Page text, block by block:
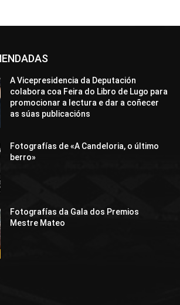
A Vicepresidencia da Deputación
colabora coa Feira do Libro de Lugo para
promocionar a lectura e dar a coñecer
as súas publicacións
Fotografías de «A Candeloria, o último
berro»
Fotografías da Gala dos Premios
Mestre Mateo